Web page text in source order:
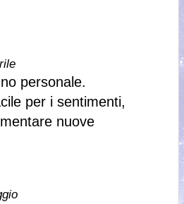
personale.
per i sentimenti,
nuove